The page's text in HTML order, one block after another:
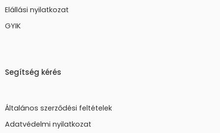
Elállási nyilatkozat
GYIK
Segítség kérés
Általános szerződési feltételek
Adatvédelmi nyilatkozat